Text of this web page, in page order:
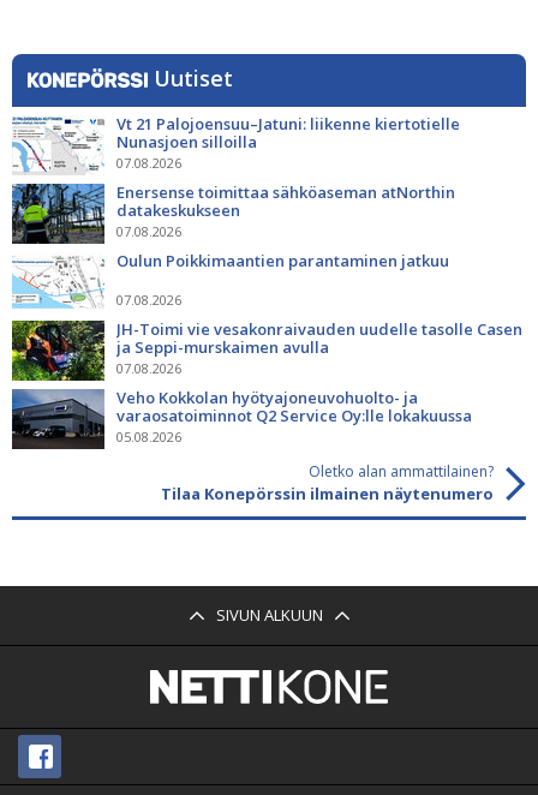
Uutiset
Vt 21 Palojoensuu–Jatuni: liikenne kiertotielle
Nunasjoen silloilla
07.08.2026
Enersense toimittaa sähköaseman atNorthin
datakeskukseen
07.08.2026
Oulun Poikkimaantien parantaminen jatkuu
07.08.2026
JH-Toimi vie vesakonraivauden uudelle tasolle Casen
ja Seppi-murskaimen avulla
07.08.2026
Veho Kokkolan hyötyajoneuvohuolto- ja
varaosatoiminnot Q2 Service Oy:lle lokakuussa
05.08.2026
Oletko alan ammattilainen?
Tilaa Konepörssin ilmainen näytenumero
SIVUN ALKUUN